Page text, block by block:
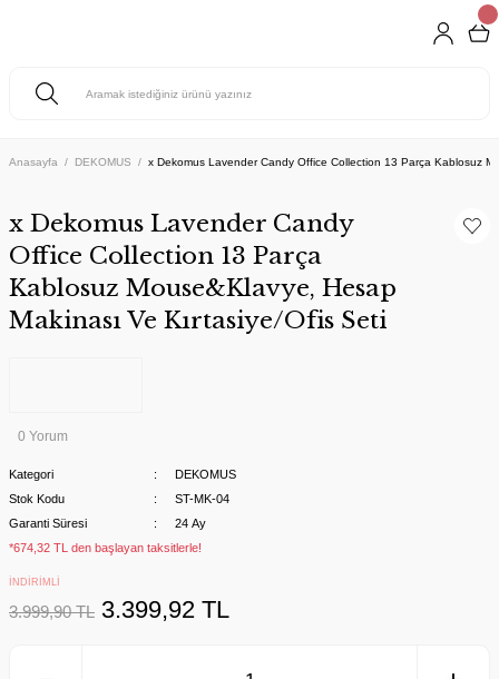
Anasayfa DEKOMUS x Dekomus Lavender Candy Office Collection 13 Parça Kablosuz
x Dekomus Lavender Candy
Office Collection 13 Parça
Kablosuz Mouse&Klavye, Hesap
Makinası Ve Kırtasiye/Ofis Seti
0 Yorum
Kategori
DEKOMUS
Stok Kodu
ST-MK-04
Garanti Süresi
24 Ay
*674,32 TL den başlayan taksitlerle!
İNDİRİMLİ
3.999,90 TL 3.399,92 TL